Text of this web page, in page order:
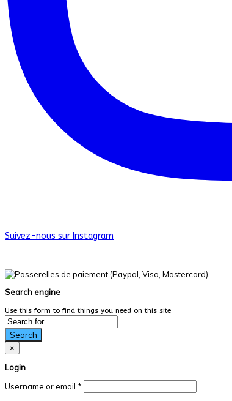
Suivez-nous sur Instagram
Search engine
Use this form to find things you need on this site
Search
×
Login
Username or email *